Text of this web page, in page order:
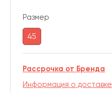
Размер
45
Рассрочка от Бренда
Информация о доставке